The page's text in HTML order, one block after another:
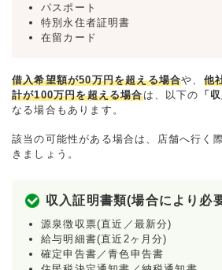
パスポート
特別永住者証明書
在留カード
借入希望額が50万円を超える場合や、 他
計が100万円を超える場合は、以下の 「
なる場合もあります。
該当の可能性がある場合は、店舗へ行く
きましょう。
収入証明書類(場合により必
源泉徴収票(直近／最新分)
給与明細書(直近2ヶ月分)
確定申告書／青色申告書